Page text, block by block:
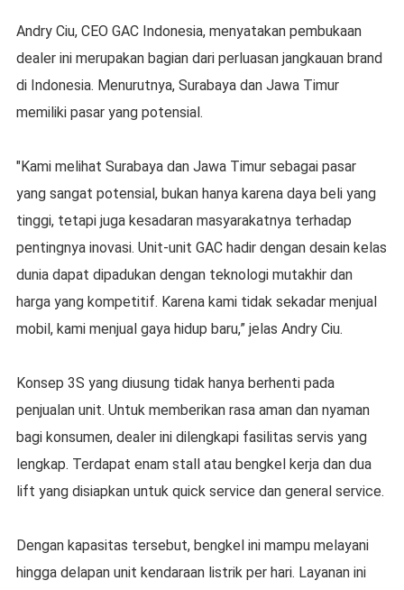
Andry Ciu, CEO GAC Indonesia, menyatakan pembukaan
dealer ini merupakan bagian dari perluasan jangkauan brand
di Indonesia. Menurutnya, Surabaya dan Jawa Timur
memiliki pasar yang potensial.
"Kami melihat Surabaya dan Jawa Timur sebagai pasar
yang sangat potensial, bukan hanya karena daya beli yang
tinggi, tetapi juga kesadaran masyarakatnya terhadap
pentingnya inovasi. Unit-unit GAC hadir dengan desain kelas
dunia dapat dipadukan dengan teknologi mutakhir dan
harga yang kompetitif. Karena kami tidak sekadar menjual
mobil, kami menjual gaya hidup baru,” jelas Andry Ciu.
Konsep 3S yang diusung tidak hanya berhenti pada
penjualan unit. Untuk memberikan rasa aman dan nyaman
bagi konsumen, dealer ini dilengkapi fasilitas servis yang
lengkap. Terdapat enam stall atau bengkel kerja dan dua
lift yang disiapkan untuk quick service dan general service.
Dengan kapasitas tersebut, bengkel ini mampu melayani
hingga delapan unit kendaraan listrik per hari. Layanan ini